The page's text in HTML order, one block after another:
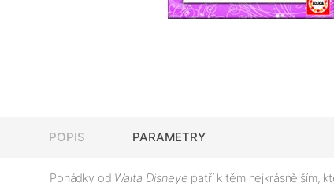
POPIS PARAMETRY
Pohádky od Walta Disneye patří k těm nejkrásnějším,